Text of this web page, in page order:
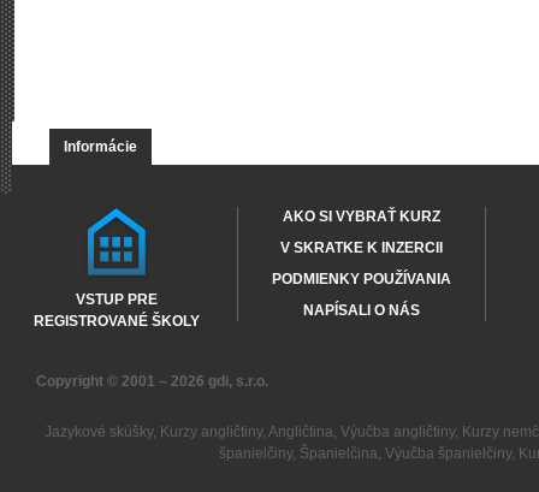
Informácie
VSTUP PRE
REGISTROVANÉ ŠKOLY
AKO SI VYBRAŤ KURZ
V SKRATKE K INZERCII
PODMIENKY POUŽÍVANIA
NAPÍSALI O NÁS
Copyright © 2001 – 2026 gdi, s.r.o.
Jazykové skúšky, Kurzy angličtiny, Angličtina, Výučba angličtiny, Kurzy
španielčiny, Španielčina, Výučba španielčiny,